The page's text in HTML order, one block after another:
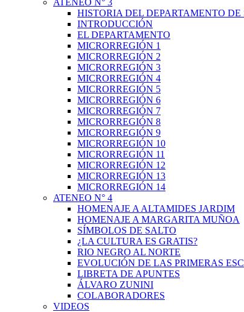
ATENEO N° 3
HISTORIA DEL DEPARTAMENTO DE
INTRODUCCIÓN
EL DEPARTAMENTO
MICRORREGIÓN 1
MICRORREGIÓN 2
MICRORREGIÓN 3
MICRORREGIÓN 4
MICRORREGIÓN 5
MICRORREGIÓN 6
MICRORREGIÓN 7
MICRORREGIÓN 8
MICRORREGIÓN 9
MICRORREGIÓN 10
MICRORREGIÓN 11
MICRORREGIÓN 12
MICRORREGIÓN 13
MICRORREGIÓN 14
ATENEO N° 4
HOMENAJE A ALTAMIDES JARDIM
HOMENAJE A MARGARITA MUÑOA
SÍMBOLOS DE SALTO
¿LA CULTURA ES GRATIS?
RIO NEGRO AL NORTE
EVOLUCIÓN DE LAS PRIMERAS
LIBRETA DE APUNTES
ÁLVARO ZUNINI
COLABORADORES
VIDEOS